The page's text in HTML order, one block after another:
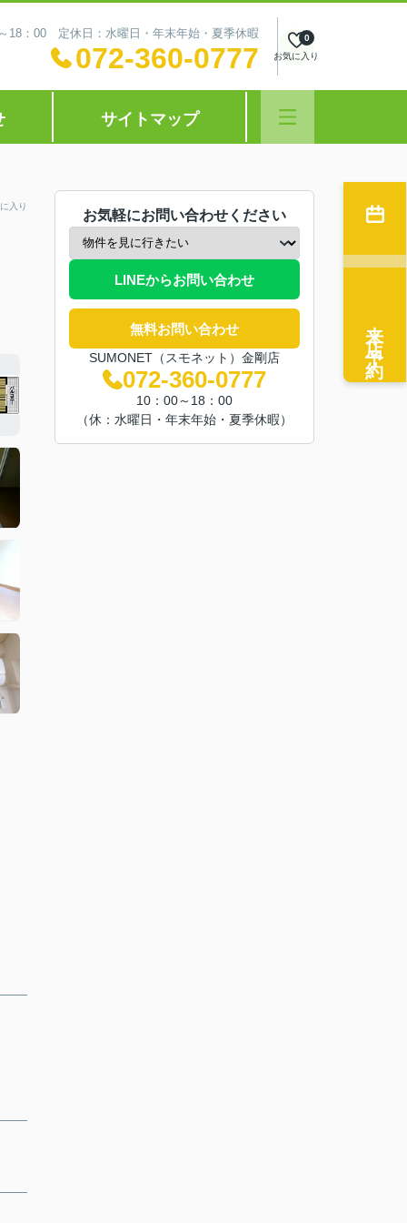
18：00 定休日：水曜日・年末年始・夏季休暇
072-360-0777 お気に入り
0
サイトマップ
入り
お気軽にお問い合わせください
LINEからお問い合わせ
無料お問い合わせ
SUMONET（スモネット）金剛店
072-360-0777
10：00～18：00
（休：水曜日・年末年始・夏季休暇）
来店予約